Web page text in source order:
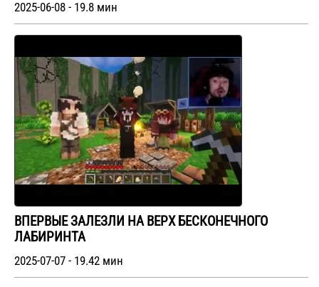
2025-06-08 - 19.8 мин
ВПЕРВЫЕ ЗАЛЕЗЛИ НА ВЕРХ БЕСКОНЕЧНОГО
ЛАБИРИНТА
2025-07-07 - 19.42 мин